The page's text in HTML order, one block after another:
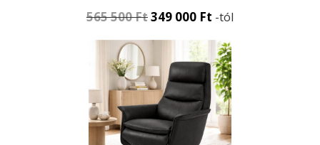
565 500Ft349 000 Ft -tól